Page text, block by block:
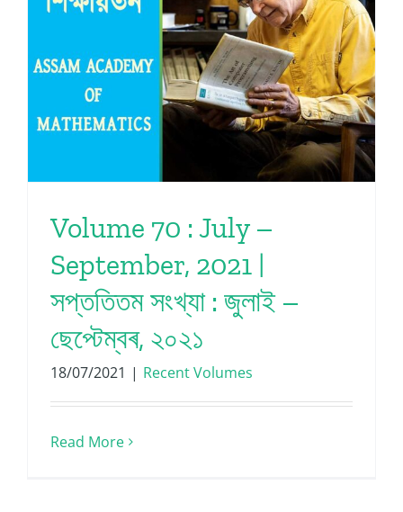
Volume 70 : July –
September, 2021 |
সপ্ততিতম সংখ্যা : জুলাই –
ছেপ্টেম্বৰ, ২০২১
18/07/2021 | Recent Volumes
Read More